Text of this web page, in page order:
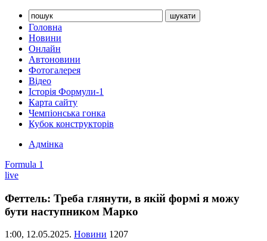
Головна
Новини
Онлайн
Автоновини
Фотогалерея
Відео
Історія Формули-1
Карта сайту
Чемпіонська гонка
Кубок конструкторів
Адмінка
Formula 1
live
Феттель: Треба глянути, в якій формі я можу
бути наступником Марко
1:00, 12.05.2025. Новини 1207